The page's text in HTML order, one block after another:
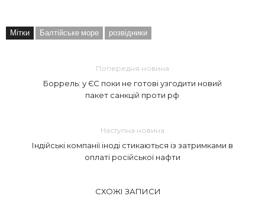
Мітки Балтійське море розвідники
Попередня новина
Боррель: у ЄС поки не готові узгодити новий
пакет санкцій проти рф
Наступна новина
Індійські компанії іноді стикаються із затримками в
оплаті російської нафти
СХОЖІ ЗАПИСИ